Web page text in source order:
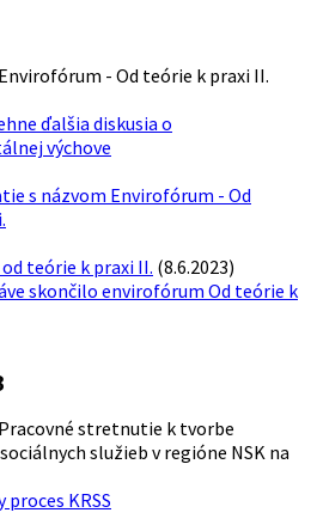
Envirofórum - Od teórie k praxi II.
ďalšia diskusia o
výchove
s názvom Envirofórum - Od
teórie k praxi II. (8.6.2023)
skončilo envirofórum Od teórie k
Pracovné stretnutie k tvorbe
služieb v regióne NSK na
KRSS